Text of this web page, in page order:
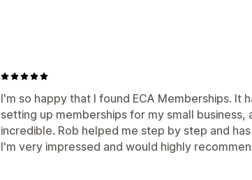
Ceny, které můžete nastavit
Opakované platby
Předplatit a uložit Pevné
Úrovňové oceňování Jednorázová platba
Vlastní nacenění
I'm so happy that I found ECA Memberships. It
setting up memberships for my small business,
incredible. Rob helped me step by step and
I'm very impressed and would highly